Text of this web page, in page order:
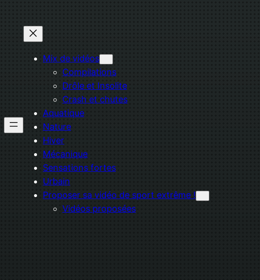
Mix de vidéos
Compilations
Drôle et Insolite
Crash et chutes
Aquatique
Nature
Hiver
Mécanique
Sensations fortes
Urbain
Proposer sa vidéo de sport extrême !
Vidéos proposées